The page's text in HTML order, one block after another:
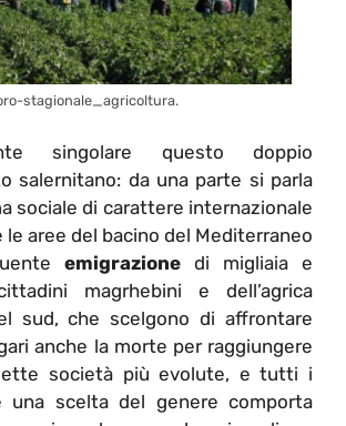
stagionale_agricoltura.
singolare questo doppio
salernitano: da una parte si parla
sociale di carattere internazionale
le aree del bacino del Mediterraneo
emigrazione di migliaia e
magrhebini e dell’agrica
sud, che scelgono di affrontare
anche la morte per raggiungere
società più evolute, e tutti i
una scelta del genere comporta